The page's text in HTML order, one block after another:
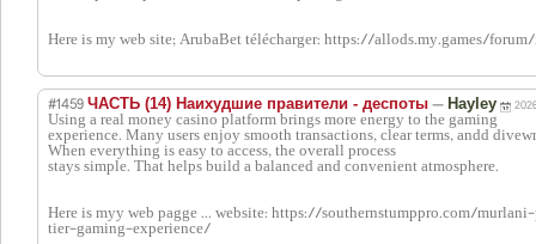
Here is my web site; ArubaBet télécharger: https://allods.my.games/forum/
#1459 ЧАСТЬ (14) Наихудшие правители - деспоты — Hayley
Using a real money casino platform brings more energy to the gaming
experience. Many users enjoy smooth transactions, clear terms, andd
When everything is easy to access, the overall process
stays simple. That helps build a balanced and convenient atmosphere.
Here is myy web pagge ... website: https://southernstumppro.com/
tier-gaming-experience/